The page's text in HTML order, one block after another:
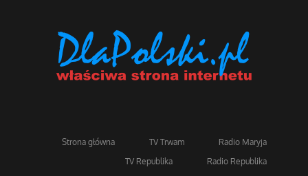
Strona główna TV Trwam
Radio Maryja
TV Republika
Radio Republika